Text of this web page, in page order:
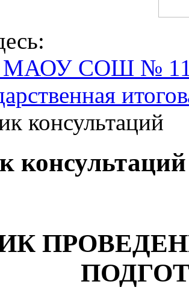
МАОУ СОШ №
консультаций
консультаций